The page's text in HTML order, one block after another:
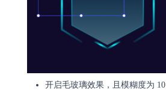
开启毛玻璃效果，且模糊度为 10